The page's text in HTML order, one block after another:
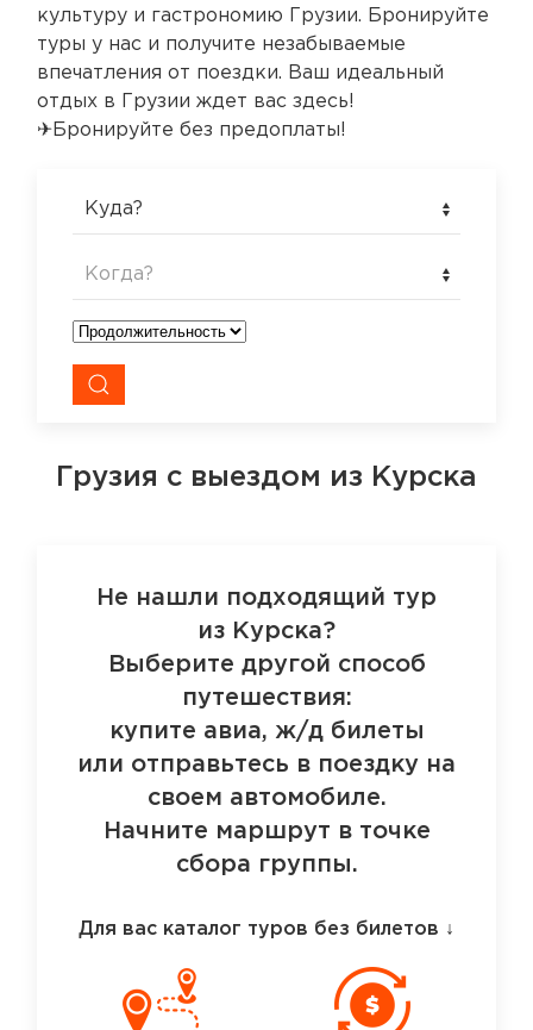
культуру и гастрономию Грузии. Бронируйте
туры у нас и получите незабываемые
впечатления от поездки. Ваш идеальный
отдых в Грузии ждет вас здесь!
✈Бронируйте без предоплаты!
Куда?
Когда?
Грузия с выездом из Курска
Не нашли подходящий тур
из Курска?
Выберите другой способ
путешествия:
купите авиа, ж/д билеты
или отправьтесь в поездку на
своем автомобиле.
Начните маршрут в точке
сбора группы.
Для вас каталог туров без билетов ↓